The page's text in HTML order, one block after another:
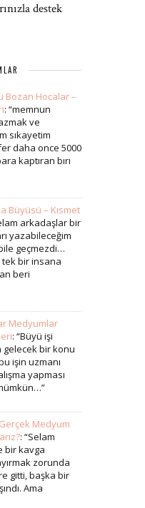
destek
Bozan Hocalar –
: “memnun
ve
sıkayetim
daha once 5000
kaptıran bırı
Büyüsü – Kısmet
arkadaşlar bir
yazabileceğim
geçmezdi…
tek bir insana
beri
Medyumlar
: “Büyü işi
gelecek bir konu
işin uzmanı
yapması
”
Medyum
: “Selam
bir kavga
zorunda
gitti, başka bir
Ama